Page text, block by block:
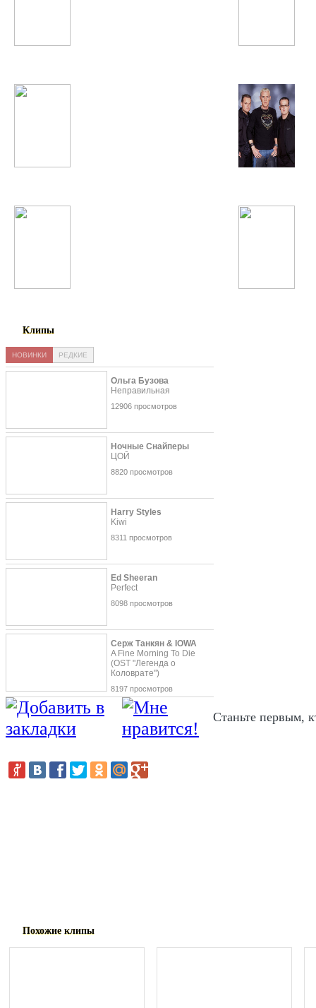
Клипы
НОВИНКИ РЕДКИЕ
Ольга Бузова
Неправильная
12906 просмотров
Ночные Снайперы
ЦОЙ
8820 просмотров
Harry Styles
Kiwi
8311 просмотров
Ed Sheeran
Perfect
8098 просмотров
Серж Танкян & IOWA
A Fine Morning To Die
(OST "Легенда о
Коловрате")
8197 просмотров
Станьте первым,
Похожие клипы